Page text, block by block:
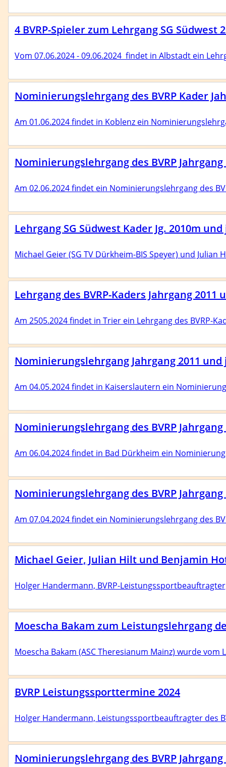
4 BVRP-Spieler zum Lehrgang SG
Vom 07.06.2024 - 09.06.2024 findet in Albstadt ein
Nominierungslehrgang des BVRP Kader
Am 01.06.2024 findet in Koblenz ein
Nominierungslehrgang des BVRP
Am 02.06.2024 findet ein Nominierungslehrgang des
Lehrgang SG Südwest Kader Jg. 2010m
Michael Geier (SG TV Dürkheim-BIS Speyer) und Julian
Lehrgang des BVRP-Kaders Jahrgang
Am 2505.2024 findet in Trier ein Lehrgang des BVRP-
Nominierungslehrgang Jahrgang 2011
Am 04.05.2024 findet in Kaiserslautern ein
Nominierungslehrgang des BVRP
Am 06.04.2024 findet in Bad Dürkheim ein
Nominierungslehrgang des BVRP
Am 07.04.2024 findet ein Nominierungslehrgang des
Michael Geier, Julian Hilt und Benjamin
Holger Handermann, BVRP-
Moescha Bakam zum Leistungslehrgang
Moescha Bakam (ASC Theresianum Mainz) wurde
BVRP Leistungssporttermine 2024
Holger Handermann, Leistungssportbeauftragter des
Nominierungslehrgang des BVRP